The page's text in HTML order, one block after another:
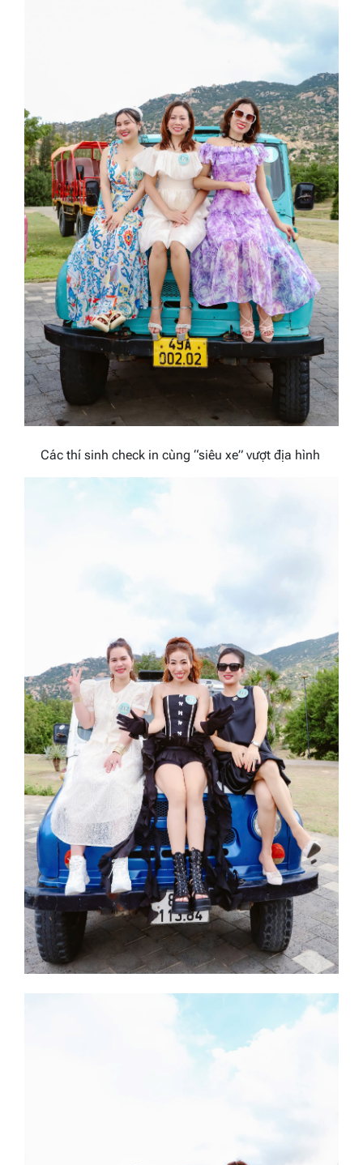
Các thí sinh check in cùng “siêu xe” vượt địa hình